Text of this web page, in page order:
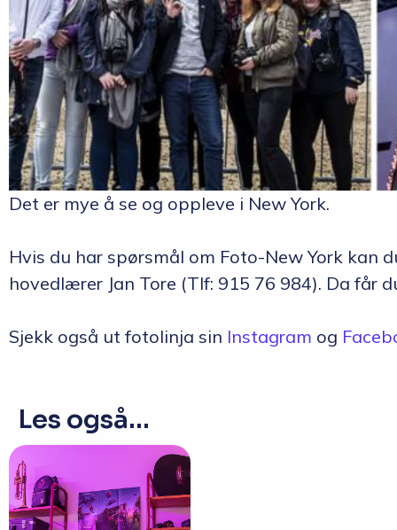
Det er mye å se og oppleve i New York.
Hvis du har spørsmål om Foto-New York kan
hovedlærer Jan Tore (Tlf: 915 76 984). Da får
Sjekk også ut fotolinja sin Instagram og
Les også...